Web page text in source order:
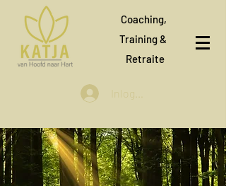
Coaching,
Training &
Retraite
Inloggen